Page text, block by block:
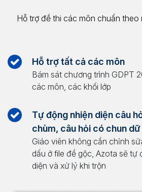
Hỗ trợ đề thi các môn chuẩn theo
Hỗ trợ tất cả các môn
Bám sát chương trình GDPT
các môn, các khối lớp
Tự động nhiện diện câu
chùm, câu hỏi có chun dữ
Giáo viên không cần chỉnh
dấu ở file đề gộc, Azota sẽ tự
diện và xử lý khi trộn